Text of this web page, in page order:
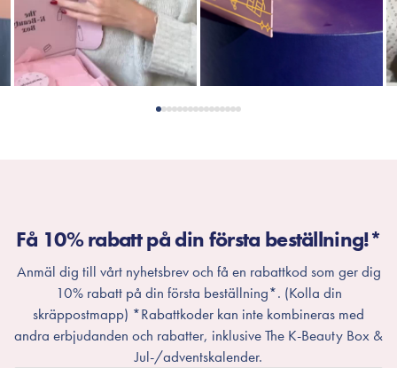
Få 10% rabatt på din första beställning!*
Anmäl dig till vårt nyhetsbrev och få en rabattkod som ger dig
10% rabatt på din första beställning*. (Kolla din
skräppostmapp) *Rabattkoder kan inte kombineras med
andra erbjudanden och rabatter, inklusive The K-Beauty Box &
Jul-/adventskalender.